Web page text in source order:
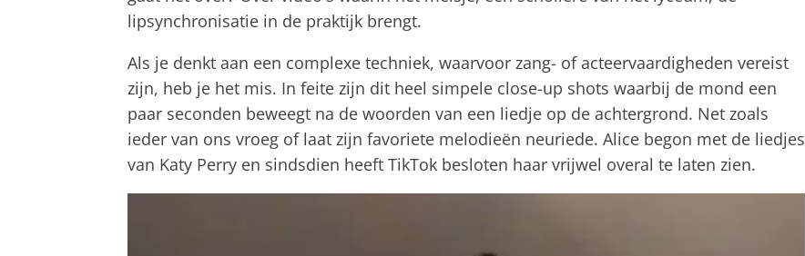
lipsynchronisatie in de praktijk brengt.
Als je denkt aan een complexe techniek, waarvoor zang- of acteervaardigheden vereist
zijn, heb je het mis. In feite zijn dit heel simpele close-up shots waarbij de mond een
paar seconden beweegt na de woorden van een liedje op de achtergrond. Net zoals
ieder van ons vroeg of laat zijn favoriete melodieën neuriede. Alice begon met de liedjes
van Katy Perry en sindsdien heeft TikTok besloten haar vrijwel overal te laten zien.